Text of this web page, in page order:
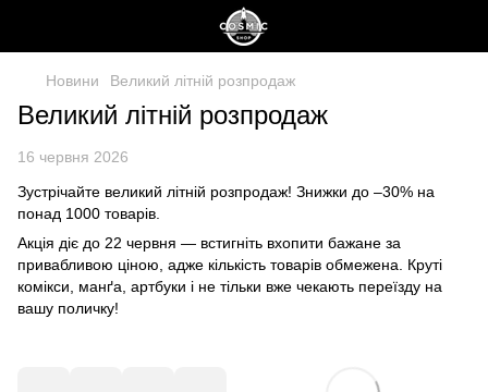
Новини Великий літній розпродаж
Великий літній розпродаж
16 червня 2026
Зустрічайте великий літній розпродаж! Знижки до –30% на
понад 1000 товарів.
Акція діє до 22 червня — встигніть вхопити бажане за
привабливою ціною, адже кількість товарів обмежена. Круті
комікси, манґа, артбуки і не тільки вже чекають переїзду на
вашу поличку!